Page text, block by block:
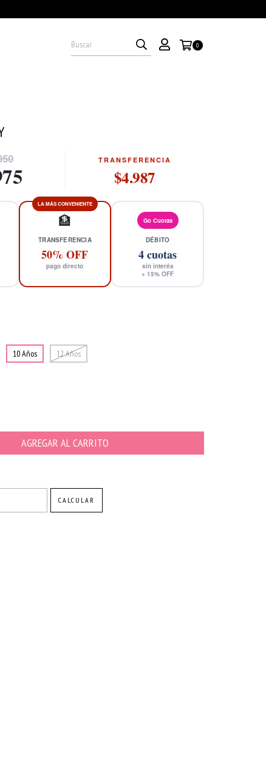
0
TRANSFERENCIA
$4.987
LA MÁS CONVENIENTE
🏦
TRANSFERENCIA
50% OFF
pago directo
Go Cuotas
DÉBITO
4cuotas
sin interés
+15% OFF
10 Años 12 Años
CALCULAR